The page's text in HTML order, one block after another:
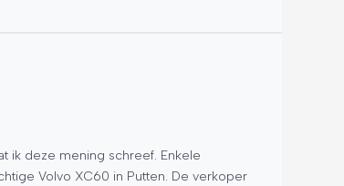
ik deze mening schreef. Enkele
Volvo XC60 in Putten. De verkoper